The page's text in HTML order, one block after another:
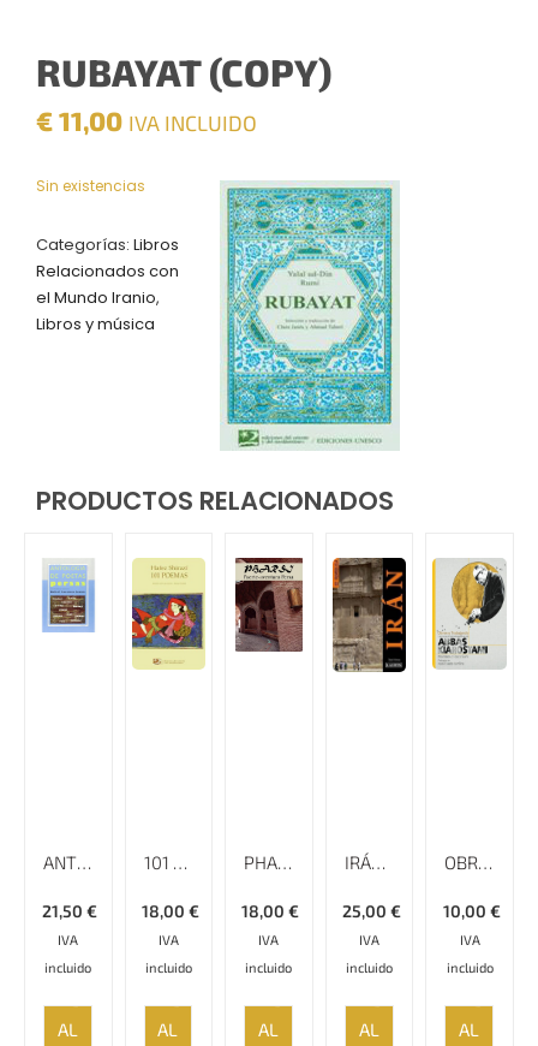
RUBAYAT (COPY)
€11,00 IVA INCLUIDO
Sin existencias
Categorías: Libros
Relacionados con
el Mundo Iranio,
Libros y música
PRODUCTOS RELACIONADOS
ANTOLOGÍA DE POETAS PERSAS
€
21,50
IVA
incluido
AL
101 POEMAS
€
18,00
IVA
incluido
AL
PHARSI (LA FUERTE-A-VENTURA PERSA)
€
18,00
IVA
incluido
AL
IRÁN – RUMBO A
€
25,00
IVA
incluido
AL
OBREROS TRABAJANDO: LECCIONES CINEMATOGRÁFICAS DE ABBAS KIAROSTAMI
€
10,00
IVA
incluido
AL